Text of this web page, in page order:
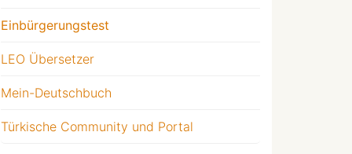
Einbürgerungstest
LEO Übersetzer
Mein-Deutschbuch
Türkische Community und Portal